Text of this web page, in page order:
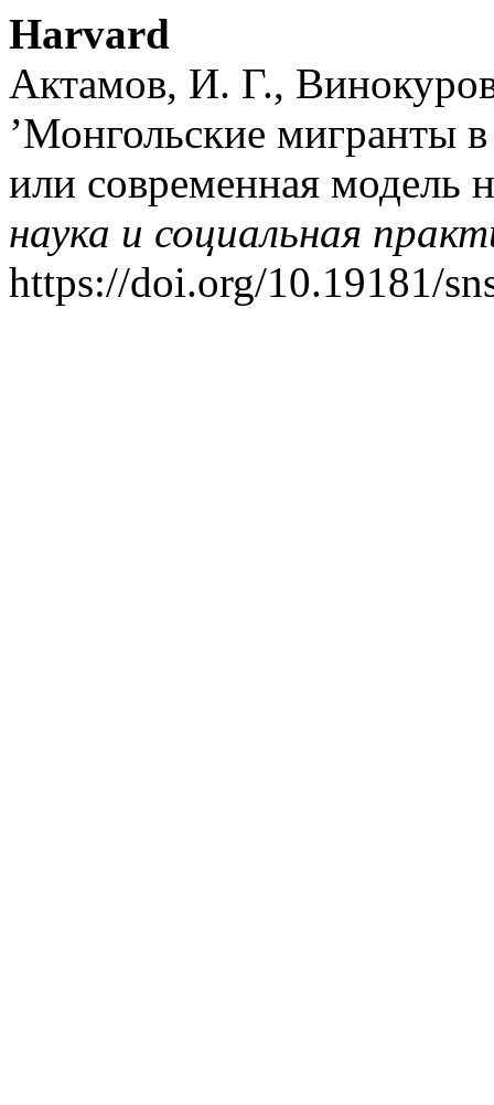
Harvard
Актамов, И. Г.,
’Монгольские мигранты
или современная модель
наука и социальная
https://doi.org/10.19181/